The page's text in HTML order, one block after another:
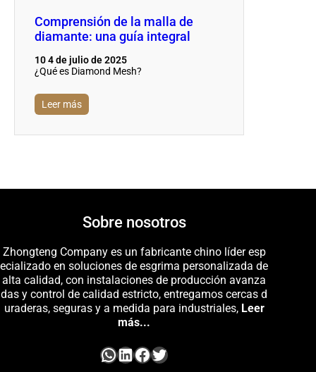
Comprensión de la malla de
diamante: una guía integral
10 4 de julio de 2025
¿Qué es Diamond Mesh?
Leer más
Sobre nosotros
Zhongteng Company es un fabricante chino líder esp
ecializado en soluciones de esgrima personalizada de
alta calidad, con instalaciones de producción avanza
das y control de calidad estricto, entregamos cercas d
uraderas, seguras y a medida para industriales, Leer
más...